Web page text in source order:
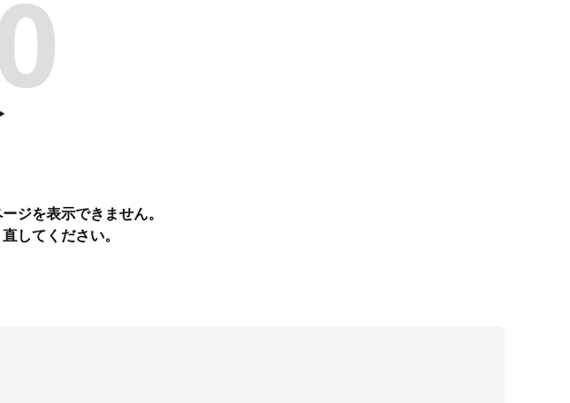
ジを表示できません。
してください。